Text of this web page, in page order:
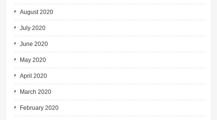
August 2020
July 2020
June 2020
May 2020
April 2020
March 2020
February 2020